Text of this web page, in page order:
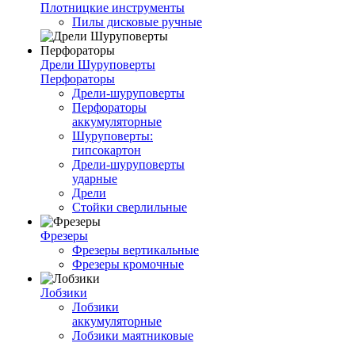
Плотницкие инструменты
Пилы дисковые ручные
Дрели Шуруповерты
Перфораторы
Дрели-шуруповерты
Перфораторы
аккумуляторные
Шуруповерты:
гипсокартон
Дрели-шуруповерты
ударные
Дрели
Стойки сверлильные
Фрезеры
Фрезеры вертикальные
Фрезеры кромочные
Лобзики
Лобзики
аккумуляторные
Лобзики маятниковые